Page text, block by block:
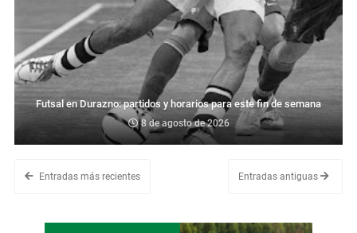
Futsal en Durazno: partidos y horarios para este fin de semana
8 de agosto de 2026
Entradas más recientes Entradas antiguas